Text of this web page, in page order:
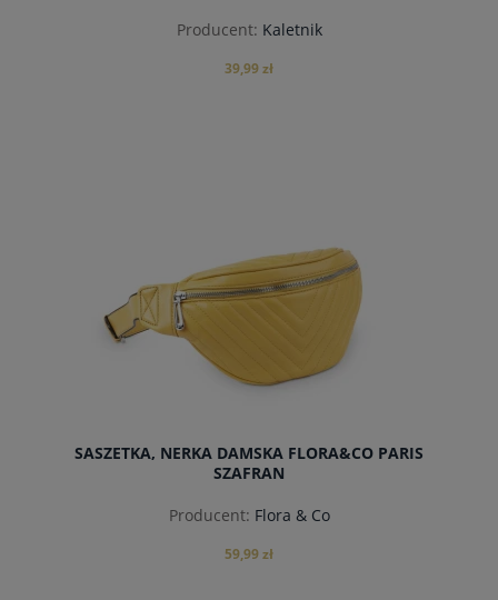
Producent: Kaletnik
39,99 zł
SASZETKA, NERKA DAMSKA FLORA&CO PARIS
SZAFRAN
Producent: Flora & Co
59,99 zł